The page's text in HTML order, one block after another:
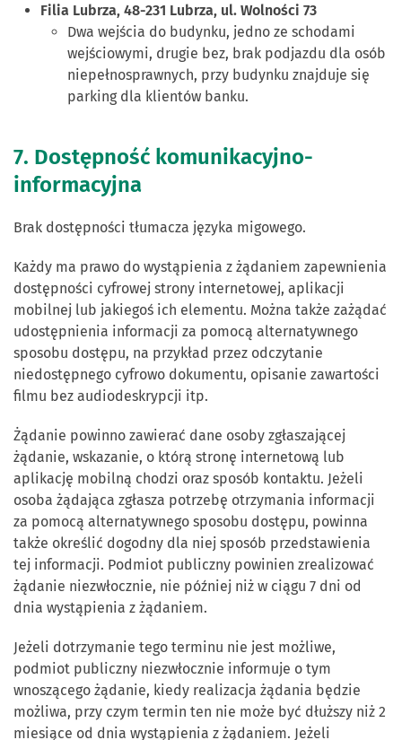
Filia Lubrza, 48-231 Lubrza, ul. Wolności 73
Dwa wejścia do budynku, jedno ze schodami
wejściowymi, drugie bez, brak podjazdu dla osób
niepełnosprawnych, przy budynku znajduje się
parking dla klientów banku.
7. Dostępność komunikacyjno-
informacyjna
Brak dostępności tłumacza języka migowego.
Każdy ma prawo do wystąpienia z żądaniem zapewnienia
dostępności cyfrowej strony internetowej, aplikacji
mobilnej lub jakiegoś ich elementu. Można także zażądać
udostępnienia informacji za pomocą alternatywnego
sposobu dostępu, na przykład przez odczytanie
niedostępnego cyfrowo dokumentu, opisanie zawartości
filmu bez audiodeskrypcji itp.
Żądanie powinno zawierać dane osoby zgłaszającej
żądanie, wskazanie, o którą stronę internetową lub
aplikację mobilną chodzi oraz sposób kontaktu. Jeżeli
osoba żądająca zgłasza potrzebę otrzymania informacji
za pomocą alternatywnego sposobu dostępu, powinna
także określić dogodny dla niej sposób przedstawienia
tej informacji. Podmiot publiczny powinien zrealizować
żądanie niezwłocznie, nie później niż w ciągu 7 dni od
dnia wystąpienia z żądaniem.
Jeżeli dotrzymanie tego terminu nie jest możliwe,
podmiot publiczny niezwłocznie informuje o tym
wnoszącego żądanie, kiedy realizacja żądania będzie
możliwa, przy czym termin ten nie może być dłuższy niż 2
miesiące od dnia wystąpienia z żądaniem. Jeżeli